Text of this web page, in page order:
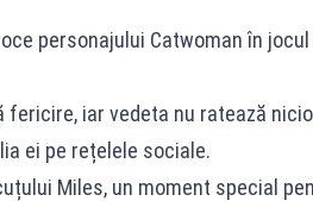
personajului Catwoman în
iar vedeta nu ratează nicio
ei pe rețelele sociale.
Miles, un moment special